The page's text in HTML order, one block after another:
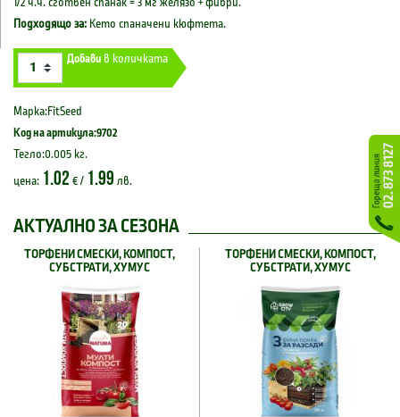
1/2 ч.ч. сготвен спанак = 3 мг желязо + фибри.
Подходящо за: Кето спаначени кюфтета.
Добави в количката
Марка:FitSeed
Код на артикула:9702
Тегло:0.005 кг.
цена: 1.02 € / 1.99 лв.
АКТУАЛНО ЗА СЕЗОНА
ТОРФЕНИ СМЕСКИ, КОМПОСТ,
СУБСТРАТИ, ХУМУС
ТОРФЕНИ СМЕСКИ, КОМПОСТ,
СУБСТРАТИ, ХУМУС